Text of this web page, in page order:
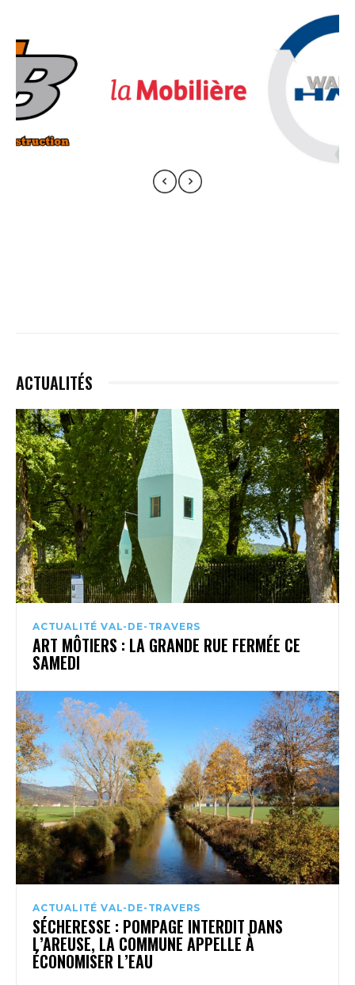
ACTUALITÉS
ACTUALITÉ VAL-DE-TRAVERS
ART MÔTIERS : LA GRANDE RUE FERMÉE CE
SAMEDI
ACTUALITÉ VAL-DE-TRAVERS
SÉCHERESSE : POMPAGE INTERDIT DANS
L’AREUSE, LA COMMUNE APPELLE À
ÉCONOMISER L’EAU